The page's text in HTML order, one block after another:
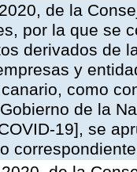
de la
por la que se
derivados de
y
como
de la
19], se